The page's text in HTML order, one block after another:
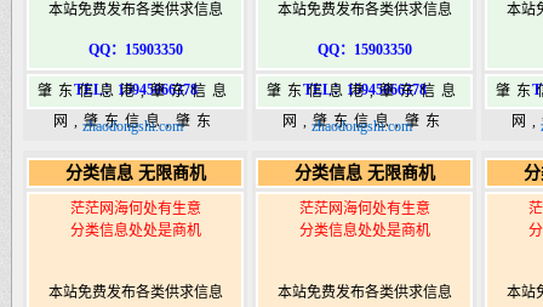
本站免费发布各类供求信息
QQ：15903350
TEL：15945066378
肇东信息港,肇东信息
网,肇东信息,肇东
港|www.zhaodongshi.com
zhaodongshi.com
本站免费发布各类供求信息
QQ：15903350
TEL：15945066378
肇东信息港,肇东信息
网,肇东信息,肇东
港|www.zhaodongshi.com
zhaodongshi.com
本站
肇东
网
港
分类信息 无限商机
茫茫网海何处有生意
分类信息处处是商机
本站免费发布各类供求信息
分类信息 无限商机
茫茫网海何处有生意
分类信息处处是商机
本站免费发布各类供求信息 本站